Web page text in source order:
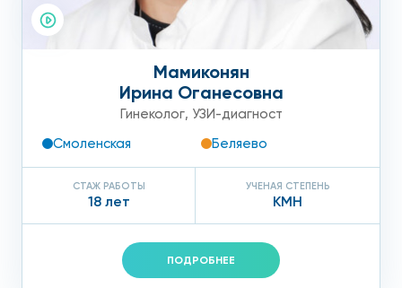
Мамиконян
Ирина Оганесовна
Гинеколог, УЗИ-диагност
Смоленская
Беляево
СТАЖ РАБОТЫ
18 лет
УЧЕНАЯ СТЕПЕНЬ
КМН
ПОДРОБНЕЕ